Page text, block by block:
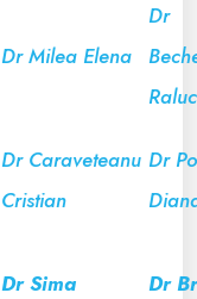
Dr Milea Elena
Dr
Dr Caraveteanu
Cristian
Dr
Dr Sima
Dr